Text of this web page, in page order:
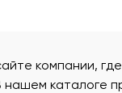
компании,
нашем каталоге